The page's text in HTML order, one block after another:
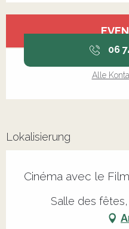
06
Alle
Lokalisierung
Cinéma avec le
Salle des